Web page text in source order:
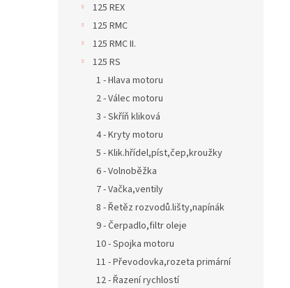
125 REX
125 RMC
125 RMC II.
125 RS
1 - Hlava motoru
2 - Válec motoru
3 - Skříň kliková
4 - Kryty motoru
5 - Klik.hřídel,píst,čep,kroužky
6 - Volnoběžka
7 - Vačka,ventily
8 - Řetěz rozvodů.lišty,napínák
9 - Čerpadlo,filtr oleje
10 - Spojka motoru
11 - Převodovka,rozeta primární
12 - Řazení rychlostí